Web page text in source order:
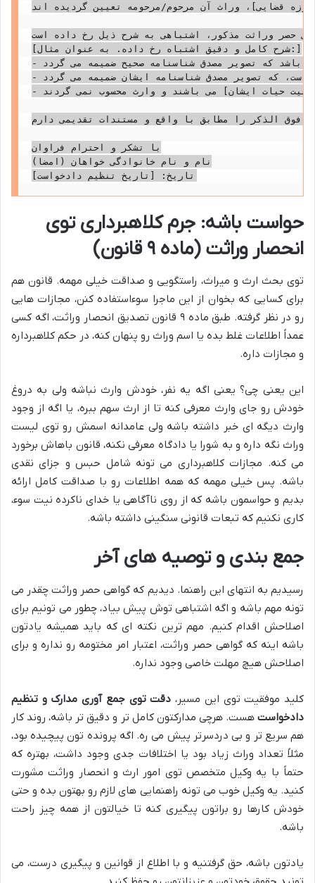
قضایی]، وراث آن مرحوم/مرحومه تعیین گردیده اند.
حصر وراثت مذکور، اشتباهی به شرح ذیل رخ داده است:
[شرح کامل و دقیق اشتباه رخ داده. به عنوان مثال:]
- در ردیف [شماره ردیف] ورثه، مشخصات هویتی اینجانب/آقا/خانم [نام و نام خانوادگی]، به اشتباه [مثلاً: نام علی به جای امیر / شماره ملی به صورت [شماره اشتباه] درج شده است، در حالی که مشخصات صحیح ایشان [نام صحیح / شماره ملی صحیح] می باشد که تصویر مصدق شناسنامه صحیح ضمیمه می گردد.
- نام وارث قانونی مرحوم، آقا/خانم [نام و نام خانوادگی وارث از قلم افتاده]، فرزند [نام پدر وارث از قلم افتاده] به شماره ملی [شماره ملی وارث از قلم افتاده]، به اشتباه از لیست ورثه از قلم افتاده است، که تصویر مصدق شناسنامه ایشان ضمیمه می گردد.
- نام آقا/خانم [نام و نام خانوادگی فرد] به اشتباه در ردیف ورثه درج شده است، در حالی که ایشان [نسبت با متوفی یا وضعیت حیات ایشان] می باشند و وارث محسوب نمی گردند.
فوق الذکر را مطابق با واقع و مستندات تقدیمی دارم.
با تشکر و احترام فراوان
نام و نام خانوادگی خواهان (امضا)
حواست باشه: جرم کلاهبرداری توی
انحصار وراثت (ماده ۹ قانون)
توی بحث ارث و میراث، راستگویی و صداقت خیلی مهمه. قانون هم
برای کسایی که بخوان از این ماجرا سوءاستفاده کنن، مجازات هایی
رو در نظر گرفته. طبق ماده ۹ قانون تصدیق انحصار وراثت، اگه کسی
عمداً اطلاعات غلط بده یا اسم وراث رو پنهان کنه، در حکم کلاهبرداره
و مجازات داره.
این یعنی چی؟ یعنی اگه یه نفر، خودش وارث نباشه ولی به دروغ
خودش رو جای وارث معرفی کنه تا از ارث سهم ببره، یا اگه از وجود
وارث دیگه ای خبر داشته باشه ولی عامدانه اسمش رو توی لیست
وراث نگه داره و به شورا یا دادگاه معرفی نکنه، قانون باهاش برخورد
می کنه. مجازات کلاهبرداری می تونه شامل حبس و جزای نقدی
باشه. پس خیلی مهمه که همه اطلاعات رو با صداقت کامل ارائه
بدیم و حواسمون باشه که از روی ناآگاهی یا خدای ناکرده نیت سوء،
کاری نکنیم که تبعات قانونی سنگینی داشته باشه.
جمع بندی و توصیه های آخر
رسیدیم به انتهای این راهنما. دیدیم که گواهی حصر وراثت چقدر می
تونه مهم باشه و اگه اشتباهی توش پیش بیاد، چطور می تونیم برای
اصلاحش اقدام کنیم. مهم ترین نکته ای که باید همیشه یادتون
باشه اینه که گواهی حصر وراثت، اعتبار امر مختومه رو نداره و برای
اصلاحش هیچ مهلت خاصی وجود نداره.
کلید موفقیت توی این مسیر، دقت توی جمع آوری مدارک و تنظیم
دادخواست هست. هرچی مدارکتون کامل تر و دقیق تر باشه، روند کار
هم سریع تر و بی دردسرتر پیش می ره. اگه پرونده تون پیچیده بود،
مثلاً تعداد وراث زیاد بود یا اختلافات جدی وجود داشت، بهتره که
حتماً با یه وکیل متخصص توی امور ارث و انحصار وراثت مشورت
کنید. یه وکیل خوب می تونه راهنمایی های لازم رو بهتون بده و حتی
خودش کارها رو براتون پیگیری کنه تا خیالتون از همه چیز راحت
باشه.
یادتون باشه، حق گرفتنیه و با اطلاع از قوانین و پیگیری درست، می